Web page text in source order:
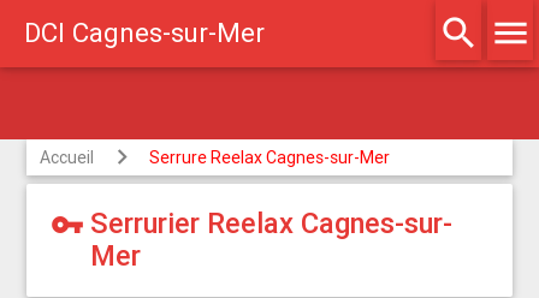
DCI Cagnes-sur-Mer search menu
Accueil Serrure Reelax Cagnes-sur-Mer
vpn_key Serrurier Reelax Cagnes-sur-
Mer